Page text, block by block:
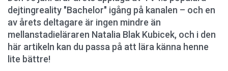
dejtingreality "Bachelor" igång på kanalen – och en
av årets deltagare är ingen mindre än
mellanstadieläraren Natalia Blak Kubicek, och i den
här artikeln kan du passa på att lära känna henne
lite bättre!